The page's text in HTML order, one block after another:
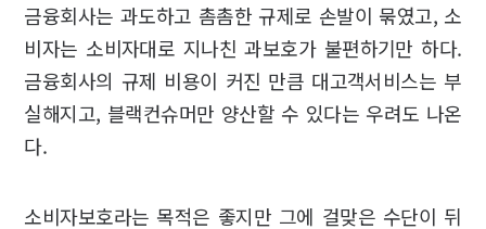
금융회사는 과도하고 촘촘한 규제로 손발이 묶였고, 소
비자는 소비자대로 지나친 과보호가 불편하기만 하다.
금융회사의 규제 비용이 커진 만큼 대고객서비스는 부
실해지고, 블랙컨슈머만 양산할 수 있다는 우려도 나온
다.
소비자보호라는 목적은 좋지만 그에 걸맞은 수단이 뒤